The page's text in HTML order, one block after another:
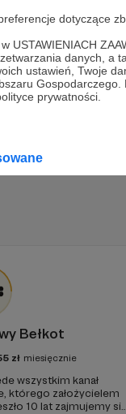
dotyczące
USTAWIENIACH
danych, a
ustawień, Twoje
prywatności.
Wesprzyj
Bełkot
zł miesięcznie
wszystkim kanał
którego założycielem
10 lat zajmujemy się